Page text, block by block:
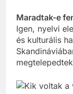
Maradtak-e
Igen, nyelvi
és kulturális